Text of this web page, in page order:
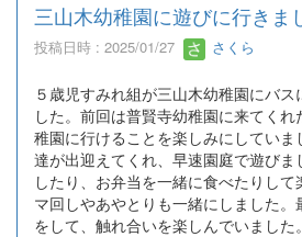
三山木幼稚園に遊びに行きま
投稿日時 : 2025/01/27 さくら
５歳児すみれ組が三山木幼稚園にバス
した。前回は普賢寺幼稚園に来てく
稚園に行けることを楽しみにしてい
達が出迎えてくれ、早速園庭で遊びま
したり、お弁当を一緒に食べたりし
マ回しやあやとりも一緒にしました。
をして、触れ合いを楽しんでいました。